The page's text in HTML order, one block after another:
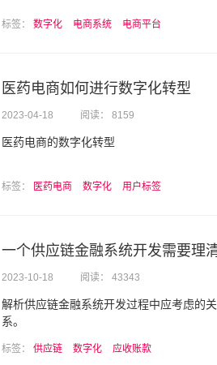
标签： 数字化 电商系统 电商平台
医药电商如何进行数字化转型
2023-04-18 阅读： 8159
医药电商的数字化转型
标签： 医药电商 数字化 用户标签
一个供应链金融系统开发需要理
2023-10-18 阅读： 43343
解析供应链金融系统开发过程中应考虑的
系。
标签： 供应链 数字化 应收账款